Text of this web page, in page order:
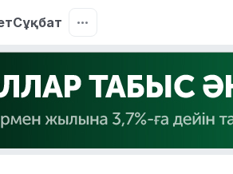
Сұқбат